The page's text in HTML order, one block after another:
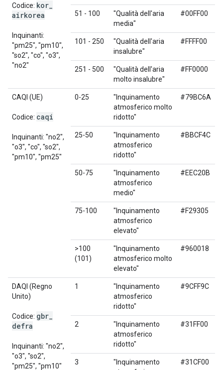
Codice: kor
airkorea
Inquinanti:
"pm25", "pm10",
"so2", "co", "o3",
"no2"
51 - 100
"Qualità dell'aria
media"
#00FF00
101 - 250
"Qualità dell'aria
insalubre"
#FFFF00
251 - 500
"Qualità dell'aria
molto insalubre"
#FF0000
CAQI (UE)
Codice: caqi
Inquinanti: "no2",
"o3", "co", "so2",
"pm10", "pm25"
0-25
"Inquinamento
atmosferico molto
ridotto"
#79BC6A
25-50
"Inquinamento
atmosferico
ridotto"
#BBCF4C
50-75
"Inquinamento
atmosferico
medio"
#EEC20B
75-100
"Inquinamento
atmosferico
elevato"
#F29305
>100
(101)
"Inquinamento
atmosferico molto
elevato"
#960018
DAQI (Regno
Unito)
Codice: gbr
defra
Inquinanti: "no2",
"o3", "so2",
"pm25", "pm10"
1
"Inquinamento
atmosferico
ridotto"
#9CFF9C
2
"Inquinamento
atmosferico
ridotto"
#31FF00
3
"Inquinamento
#31CF00